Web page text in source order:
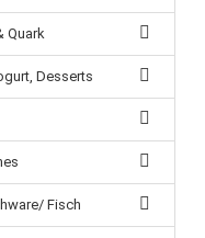
Quark
Desserts
Fisch